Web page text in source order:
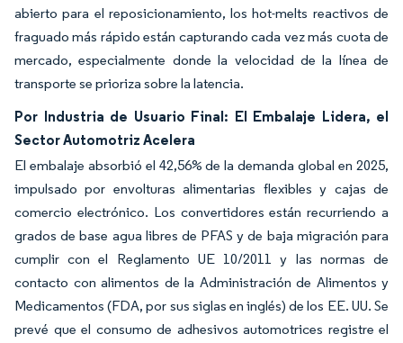
abierto para el reposicionamiento, los hot-melts reactivos de
fraguado más rápido están capturando cada vez más cuota de
mercado, especialmente donde la velocidad de la línea de
transporte se prioriza sobre la latencia.
Por Industria de Usuario Final: El Embalaje Lidera, el
Sector Automotriz Acelera
El embalaje absorbió el 42,56% de la demanda global en 2025,
impulsado por envolturas alimentarias flexibles y cajas de
comercio electrónico. Los convertidores están recurriendo a
grados de base agua libres de PFAS y de baja migración para
cumplir con el Reglamento UE 10/2011 y las normas de
contacto con alimentos de la Administración de Alimentos y
Medicamentos (FDA, por sus siglas en inglés) de los EE. UU. Se
prevé que el consumo de adhesivos automotrices registre el